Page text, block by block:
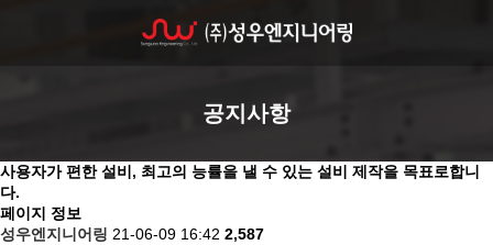
공지사항
사용자가 편한 설비, 최고의 능률을 낼 수 있는 설비 제작을 목표로합니
다.
페이지 정보
성우엔지니어링 21-06-09 16:42 2,587